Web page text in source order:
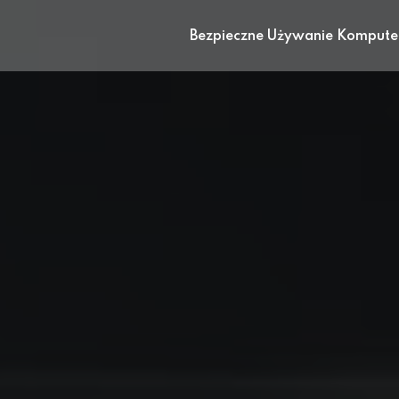
Bezpieczne Używanie